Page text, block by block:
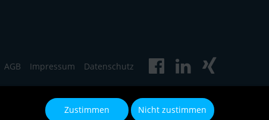
AGB Impressum Datenschutz
Zustimmen Nicht zustimmen